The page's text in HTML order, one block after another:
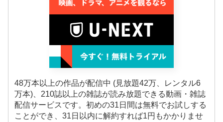
48万本以上の作品が配信中 (見放題42万、レンタル6
万本)、210誌以上の雑誌が読み放題できる動画・雑誌
配信サービスです。初めの31日間は無料でお試しする
ことができ、31日以内に解約すれば1円もかかりませ